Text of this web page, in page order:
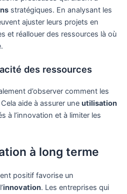
stratégiques. En analysant les
ajuster leurs projets en
et réallouer des ressources là où
des ressources
d’observer comment les
aide à assurer une utilisation
à l’innovation et à limiter les
à long terme
positif favorise un
innovation. Les entreprises qui